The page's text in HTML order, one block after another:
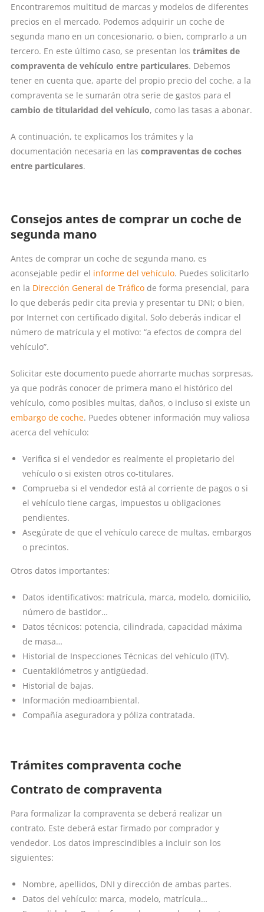
Encontraremos multitud de marcas y modelos de diferentes
precios en el mercado. Podemos adquirir un coche de
segunda mano en un concesionario, o bien, comprarlo a un
tercero. En este último caso, se presentan los trámites de
compraventa de vehículo entre particulares. Debemos
tener en cuenta que, aparte del propio precio del coche, a la
compraventa se le sumarán otra serie de gastos para el
cambio de titularidad del vehículo, como las tasas a abonar.
A continuación, te explicamos los trámites y la
documentación necesaria en las compraventas de coches
entre particulares.
Consejos antes de comprar un coche de
segunda mano
Antes de comprar un coche de segunda mano, es
aconsejable pedir el informe del vehículo. Puedes solicitarlo
en la Dirección General de Tráficode forma presencial, para
lo que deberás pedir cita previa y presentar tu DNI; o bien,
por Internet con certificado digital. Solo deberás indicar el
número de matrícula y el motivo: “a efectos de compra del
vehículo”.
Solicitar este documento puede ahorrarte muchas sorpresas,
ya que podrás conocer de primera mano el histórico del
vehículo, como posibles multas, daños, o incluso si existe un
embargo de coche. Puedes obtener información muy valiosa
acerca del vehículo:
Verifica si el vendedor es realmente el propietario del
vehículo o si existen otros co-titulares.
Comprueba si el vendedor está al corriente de pagos o si
el vehículo tiene cargas, impuestos u obligaciones
pendientes.
Asegúrate de que el vehículo carece de multas, embargos
o precintos.
Otros datos importantes:
Datos identificativos: matrícula, marca, modelo, domicilio,
número de bastidor…
Datos técnicos: potencia, cilindrada, capacidad máxima
de masa…
Historial de Inspecciones Técnicas del vehículo (ITV).
Cuentakilómetros y antigüedad.
Historial de bajas.
Información medioambiental.
Compañía aseguradora y póliza contratada.
Trámites compraventa coche
Contrato de compraventa
Para formalizar la compraventa se deberá realizar un
contrato. Este deberá estar firmado por comprador y
vendedor. Los datos imprescindibles a incluir son los
siguientes:
Nombre, apellidos, DNI y dirección de ambas partes.
Datos del vehículo: marca, modelo, matrícula…